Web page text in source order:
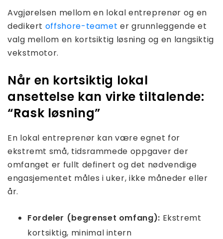
Avgjørelsen mellom en lokal entreprenør og en
dedikert offshore-teamet er grunnleggende et
valg mellom en kortsiktig løsning og en langsiktig
vekstmotor.
Når en kortsiktig lokal
ansettelse kan virke tiltalende:
“Rask løsning”
En lokal entreprenør kan være egnet for
ekstremt små, tidsrammede oppgaver der
omfanget er fullt definert og det nødvendige
engasjementet måles i uker, ikke måneder eller
år.
Fordeler (begrenset omfang): Ekstremt
kortsiktig, minimal intern